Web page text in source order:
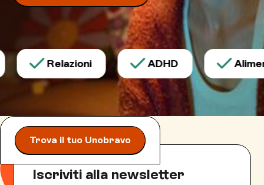
Relazioni ADHD
Trova il tuo Unobravo
Iscriviti alla newsletter